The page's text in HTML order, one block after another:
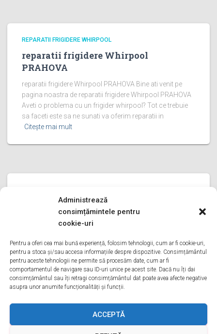
Administrează
consimțămintele pentru
cookie-uri
Pentru a oferi cea mai bună experiență, folosim tehnologii, cum ar fi cookie-uri,
pentru a stoca și/sau accesa informațiile despre dispozitive. Consimțământul
pentru aceste tehnologii ne permite să procesăm date, cum ar fi
comportamentul de navigare sau ID-uri unice pe acest site. Dacă nu îți dai
consimțământul sau îți retragi consimțământul dat poate avea afecte negative
asupra unor anumite funcționalități și funcții.
ACCEPTĂ
REPARATII FRIGIDERE WHIRPOOL
reparatii frigidere Whirpool
PRAHOVA
reparatii frigidere Whirpool PRAHOVA Bine ati venit pe
pagina noastra de reparatii frigidere Whirpool PRAHOVA
Aveti o problema cu un frigider whirpool? Tot ce trebuie
sa faceti este sa ne sunati va oferim reparatii in
Citește mai mult
reparatii frigidere Whirpool ILFOV
reparatii frigidere Whirpool ILFOV Bine ati venit pe pagina
problema cu un frigider whirpool? Tot ce trebuie sa faceti
este sa ne sunati va oferim reparatii in Citește mai mult
DESPRE NOI SERVICII